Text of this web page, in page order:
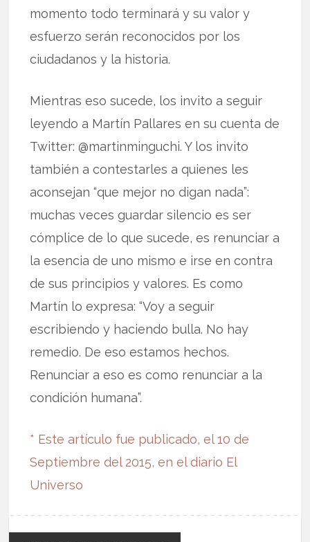
momento todo terminará y su valor y
esfuerzo serán reconocidos por los
ciudadanos y la historia.
Mientras eso sucede, los invito a seguir
leyendo a Martín Pallares en su cuenta de
Twitter: @martinminguchi. Y los invito
también a contestarles a quienes les
aconsejan “que mejor no digan nada”:
muchas veces guardar silencio es ser
cómplice de lo que sucede, es renunciar a
la esencia de uno mismo e irse en contra
de sus principios y valores. Es como
Martín lo expresa: “Voy a seguir
escribiendo y haciendo bulla. No hay
remedio. De eso estamos hechos.
Renunciar a eso es como renunciar a la
condición humana”.
* Este artículo fue publicado, el 10 de
Septiembre del 2015, en el diario El
Universo